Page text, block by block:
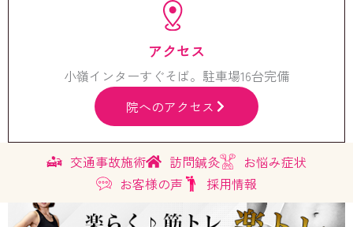
アクセス
小嶺インターすぐそば。駐車場16台完備
院へのアクセス
交通事故施術 訪問鍼灸
お悩み症状
お客様の声
採用情報